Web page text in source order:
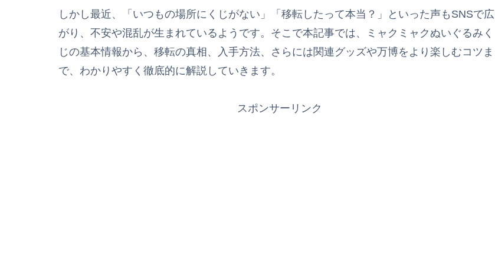
しかし最近、「いつもの場所にくじがない」「移転したって本当？」といった声もSNSで広
がり、不安や混乱が生まれているようです。そこで本記事では、ミャクミャクぬいぐるみく
じの基本情報から、移転の真相、入手方法、さらには関連グッズや万博をより楽しむコツま
で、わかりやすく徹底的に解説していきます。
スポンサーリンク